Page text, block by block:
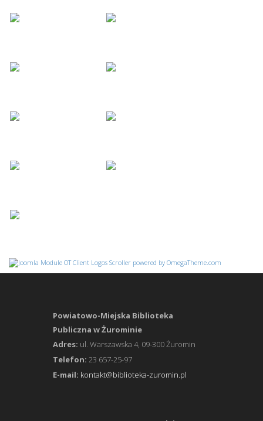
Powiatowo-Miejska Biblioteka
Publiczna w Żurominie
Adres: ul. Warszawska 4, 09-300 Żuromin
Telefon: 23 657-25-97
E-mail: kontakt@biblioteka-zuromin.pl